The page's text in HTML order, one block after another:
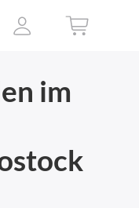
im